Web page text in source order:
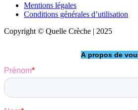
Mentions légales
Conditions générales d’utilisation
Copyright © Quelle Crèche | 2025